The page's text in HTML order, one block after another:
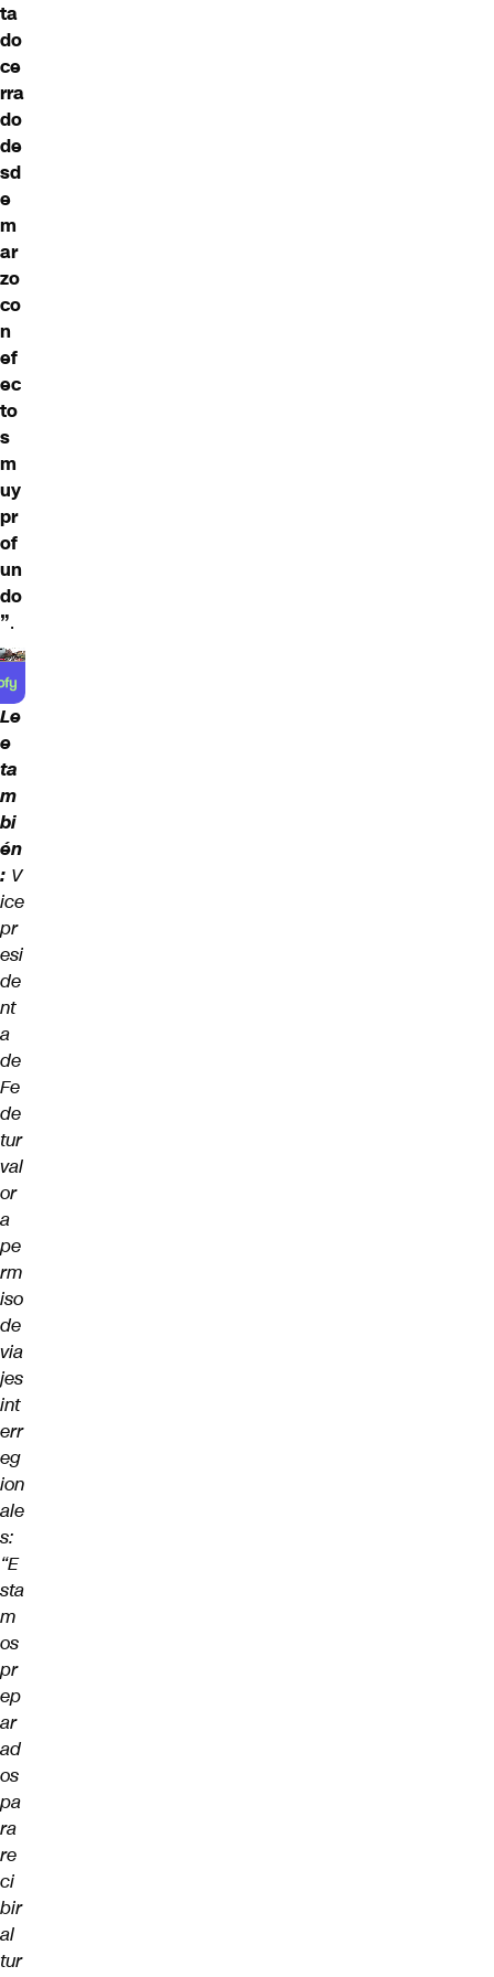
ta
do
ce
rra
do
de
sd
e
m
ar
zo
co
n
ef
ec
to
s
m
uy
pr
of
un
do
”.
Le
e
ta
m
bi
én
: V
ice
pr
esi
de
nt
a
de
Fe
de
tur
val
or
a
pe
rm
iso
de
via
jes
int
err
eg
ion
ale
s:
“E
sta
m
os
pr
ep
ar
ad
os
pa
ra
re
ci
bir
al
tur